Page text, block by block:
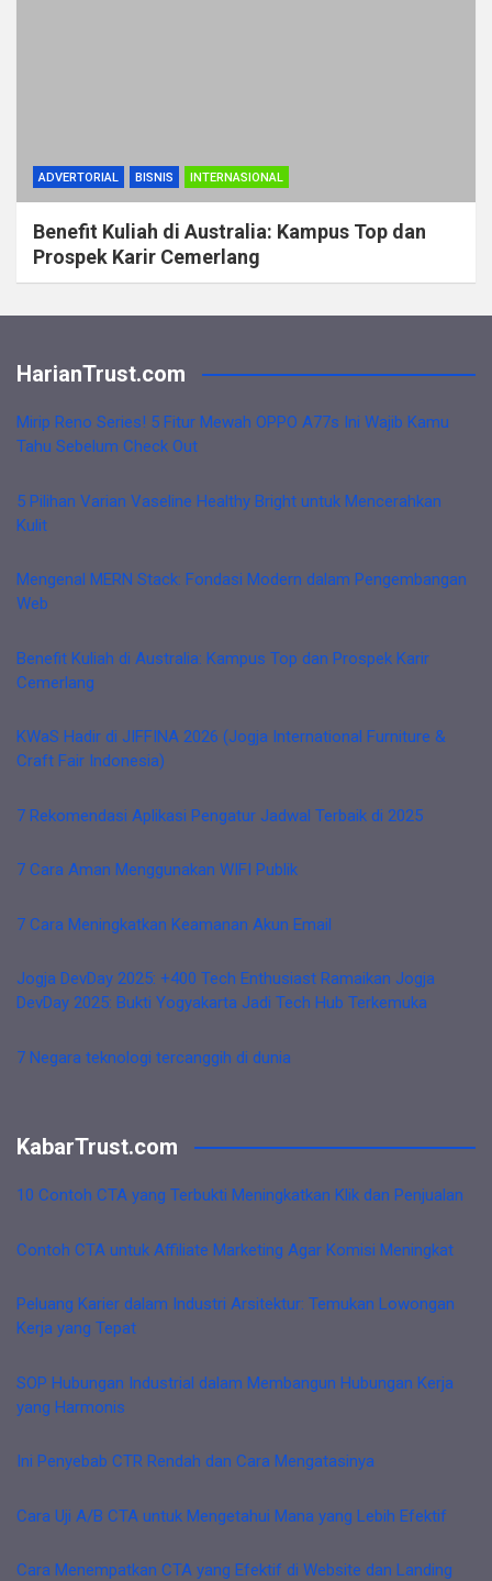
ADVERTORIAL BISNIS INTERNASIONAL
Benefit Kuliah di Australia: Kampus Top dan
Prospek Karir Cemerlang
HarianTrust.com
Mirip Reno Series! 5 Fitur Mewah OPPO A77s Ini Wajib Kamu
Tahu Sebelum Check Out
5 Pilihan Varian Vaseline Healthy Bright untuk Mencerahkan
Kulit
Mengenal MERN Stack: Fondasi Modern dalam Pengembangan
Web
Benefit Kuliah di Australia: Kampus Top dan Prospek Karir
Cemerlang
KWaS Hadir di JIFFINA 2026 (Jogja International Furniture &
Craft Fair Indonesia)
7 Rekomendasi Aplikasi Pengatur Jadwal Terbaik di 2025
7 Cara Aman Menggunakan WIFI Publik
7 Cara Meningkatkan Keamanan Akun Email
Jogja DevDay 2025: +400 Tech Enthusiast Ramaikan Jogja
DevDay 2025: Bukti Yogyakarta Jadi Tech Hub Terkemuka
7 Negara teknologi tercanggih di dunia
KabarTrust.com
10 Contoh CTA yang Terbukti Meningkatkan Klik dan Penjualan
Contoh CTA untuk Affiliate Marketing Agar Komisi Meningkat
Peluang Karier dalam Industri Arsitektur: Temukan Lowongan
Kerja yang Tepat
SOP Hubungan Industrial dalam Membangun Hubungan Kerja
yang Harmonis
Ini Penyebab CTR Rendah dan Cara Mengatasinya
Cara Uji A/B CTA untuk Mengetahui Mana yang Lebih Efektif
Cara Menempatkan CTA yang Efektif di Website dan Landing